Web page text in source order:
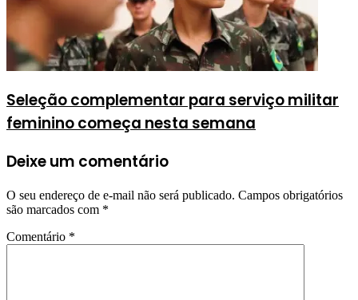
Seleção complementar para serviço militar
feminino começa nesta semana
Deixe um comentário
O seu endereço de e-mail não será publicado. Campos obrigatórios
são marcados com *
Comentário *